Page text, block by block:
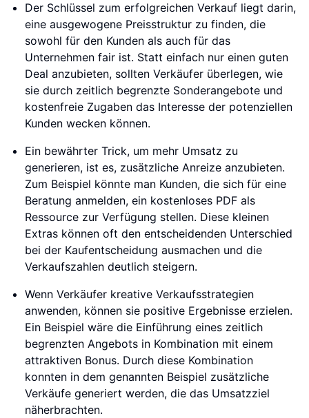
Der Schlüssel zum erfolgreichen Verkauf liegt darin,
eine ausgewogene Preisstruktur zu finden, die
sowohl für den Kunden als auch für das
Unternehmen fair ist. Statt einfach nur einen guten
Deal anzubieten, sollten Verkäufer überlegen, wie
sie durch zeitlich begrenzte Sonderangebote und
kostenfreie Zugaben das Interesse der potenziellen
Kunden wecken können.
Ein bewährter Trick, um mehr Umsatz zu
generieren, ist es, zusätzliche Anreize anzubieten.
Zum Beispiel könnte man Kunden, die sich für eine
Beratung anmelden, ein kostenloses PDF als
Ressource zur Verfügung stellen. Diese kleinen
Extras können oft den entscheidenden Unterschied
bei der Kaufentscheidung ausmachen und die
Verkaufszahlen deutlich steigern.
Wenn Verkäufer kreative Verkaufsstrategien
anwenden, können sie positive Ergebnisse erzielen.
Ein Beispiel wäre die Einführung eines zeitlich
begrenzten Angebots in Kombination mit einem
attraktiven Bonus. Durch diese Kombination
konnten in dem genannten Beispiel zusätzliche
Verkäufe generiert werden, die das Umsatzziel
näherbrachten.